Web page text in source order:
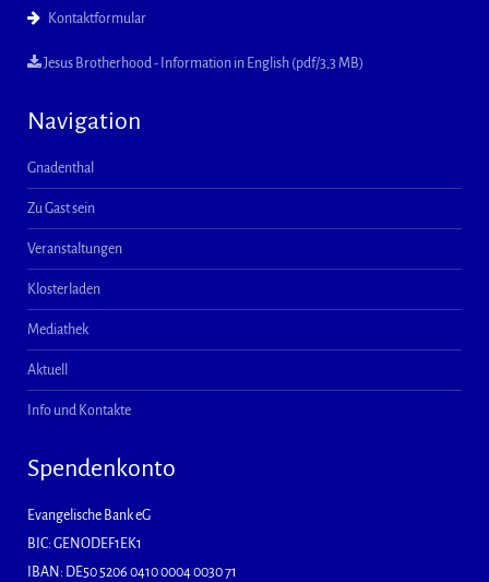
Kontaktformular
Jesus Brotherhood - Information in English (pdf/3,3 MB)
Navigation
Gnadenthal
Zu Gast sein
Veranstaltungen
Klosterladen
Mediathek
Aktuell
Info und Kontakte
Spendenkonto
Evangelische Bank eG
BIC: GENODEF1EK1
IBAN: DE50 5206 0410 0004 0030 71